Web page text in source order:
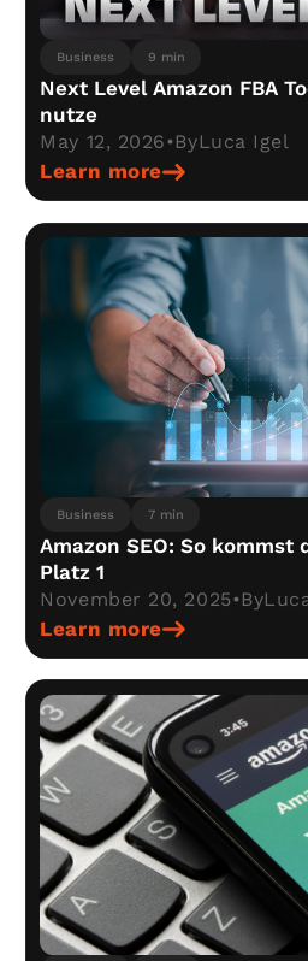
Business 9 min
Next Level Amazon FBA
nutze
May 12, 2026•ByLuca Igel
Learn more
Business 7 min
Amazon SEO: So kommst
Platz 1
November 20, 2025•By
Learn more